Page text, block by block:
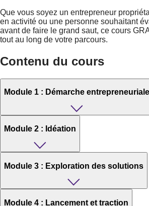
Que vous soyez un entrepreneur
en activité ou une personne souhaitant
avant de faire le grand saut, ce cours
tout au long de votre parcours.
Contenu du cours
Module 1 : Démarche entrepreneuriale
Module 2 : Idéation
Module 3 : Exploration des solutions
Module 4 : Lancement et traction